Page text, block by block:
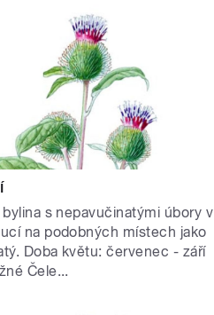
s nepavučinatými úbory v
na podobných místech jako
Doba květu: červenec - září
Čele...